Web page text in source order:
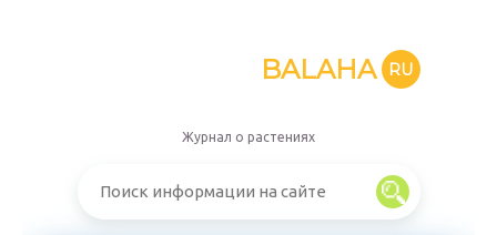
BALAHA RU
Журнал о растениях